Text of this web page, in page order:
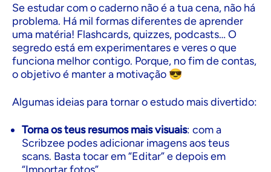
Se estudar com o caderno não é a tua cena, não há
problema. Há mil formas diferentes de aprender
uma matéria! Flashcards, quizzes, podcasts… O
segredo está em experimentares e veres o que
funciona melhor contigo. Porque, no fim de contas,
o objetivo é manter a motivação 😎
Algumas ideias para tornar o estudo mais divertido:
Torna os teus resumos mais visuais: com a
Scribzee podes adicionar imagens aos teus
scans. Basta tocar em “Editar” e depois em